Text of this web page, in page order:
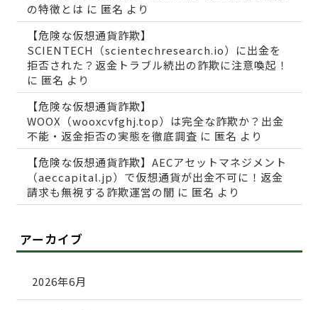
の特徴とは に 匿名 より
【危険な仮想通貨詐欺】
SCIENTECH（scientechresearch.io）に出金を
拒否された？返金トラブル続出の詐欺に注意喚起！
に 匿名 より
【危険な仮想通貨詐欺】
WOOX（wooxcvfghj.top）は完全な詐欺か？出金
不能・返金拒否の実態を徹底調査 に 匿名 より
【危険な仮想通貨詐欺】AECアセットマネジメント
（aeccapital.jp）で仮想通貨が出金不可に！返金
請求も無視する詐欺運営の闇 に 匿名 より
アーカイブ
2026年6月